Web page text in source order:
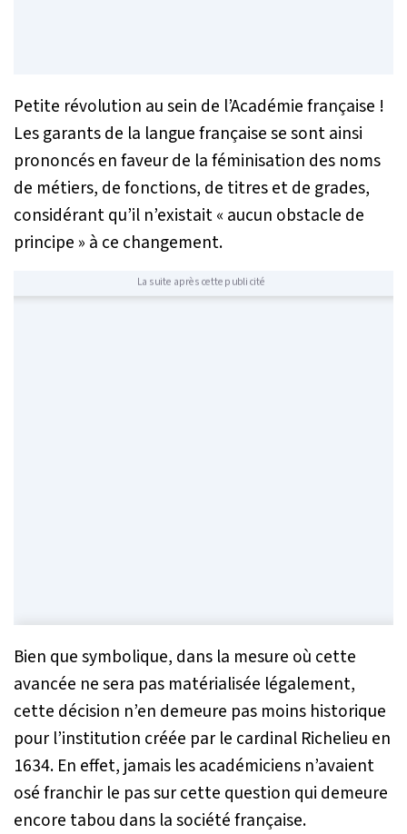
Petite révolution au sein de l’Académie française !
Les garants de la langue française se sont ainsi
prononcés en faveur de la féminisation des noms
de métiers, de fonctions, de titres et de grades,
considérant qu’il n’existait « aucun obstacle de
principe » à ce changement.
La suite après cette publicité
Bien que symbolique, dans la mesure où cette
avancée ne sera pas matérialisée légalement,
cette décision n’en demeure pas moins historique
pour l’institution créée par le cardinal Richelieu en
1634. En effet, jamais les académiciens n’avaient
osé franchir le pas sur cette question qui demeure
encore tabou dans la société française.